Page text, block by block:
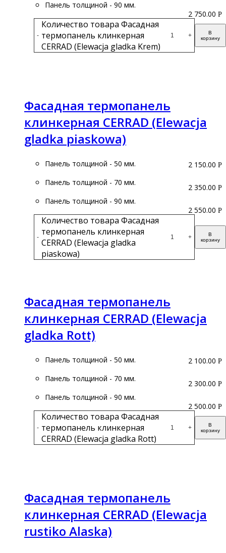
Панель толщиной - 90 мм.
-
Количество товара Фасадная
термопанель клинкерная
CERRAD (Elewacja gladka Krem)
+
В
корзину
2 750.00 Р
Фасадная термопанель
клинкерная CERRAD (Elewacja
gladka piaskowa)
Подробнее
Панель толщиной - 50 мм.
Панель толщиной - 70 мм.
Панель толщиной - 90 мм.
-
Количество товара Фасадная
термопанель клинкерная
CERRAD (Elewacja gladka
piaskowa)
+
В
корзину
2 150.00 Р
2 350.00 Р
2 550.00 Р
Фасадная термопанель
клинкерная CERRAD (Elewacja
gladka Rott)
Панель толщиной - 50 мм.
Панель толщиной - 70 мм.
Панель толщиной - 90 мм.
-
Количество товара Фасадная
термопанель клинкерная
CERRAD (Elewacja gladka Rott)
+
В
корзину
2 100.00 Р
2 300.00 Р
2 500.00 Р
Фасадная термопанель
клинкерная CERRAD (Elewacja
rustiko Alaska)